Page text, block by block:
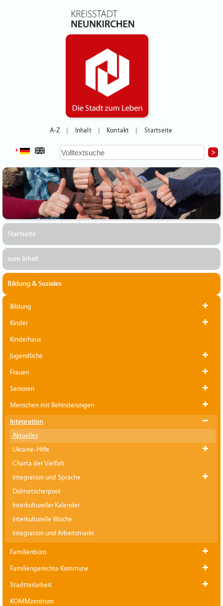
A-Z Inhalt Kontakt Startseite
Startseite
zum Inhalt
Bildung & Soziales
Bildung
Kinder
Kinderhaus
Jugendliche
Frauen
Senioren
Menschen mit Behinderungen
Integration
Aktuelles
Ukraine-Hilfe
Charta der Vielfalt
Integration und Sprache
Dolmetscherpool
Interkultureller Kalender
Interkulturelle Woche
Integration und Arbeitsmarkt
Familienbüro
Familiengerechte Kommune
Stadtteilarbeit
KOMMzentrum